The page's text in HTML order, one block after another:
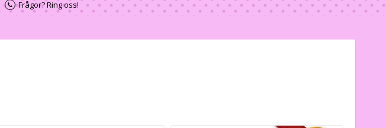
Frågor? Ring oss!